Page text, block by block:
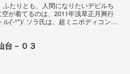
たりとも、人間になりたいデビルち
が着てるのは、2011年浅草正月興行
('-^*)/ ソラ氏は、超ミニボディコン
台－０３